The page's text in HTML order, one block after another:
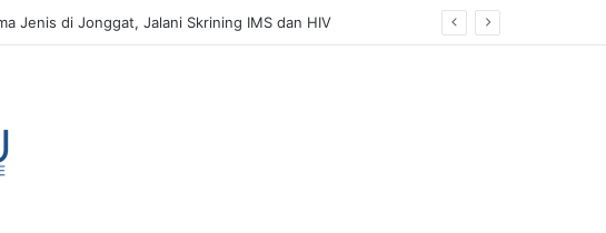
Jenis di Jonggat, Jalani Skrining IMS dan HIV